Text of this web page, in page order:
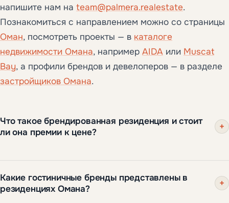
напишите нам на team@palmera.realestate.
Познакомиться с направлением можно со страницы
Оман, посмотреть проекты — в каталоге
недвижимости Омана, например AIDA или Muscat
Bay, а профили брендов и девелоперов — в разделе
застройщиков Омана.
Что такое брендированная резиденция и стоит
ли она премии к цене?
+
спроектированное, построенное и часто
управляемое в партнёрстве с известным
Какие гостиничные бренды представлены в
резиденциях Омана?
+